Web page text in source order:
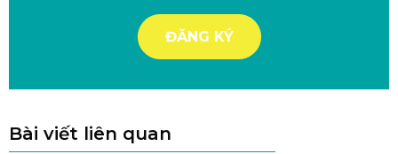
Bài viết liên quan